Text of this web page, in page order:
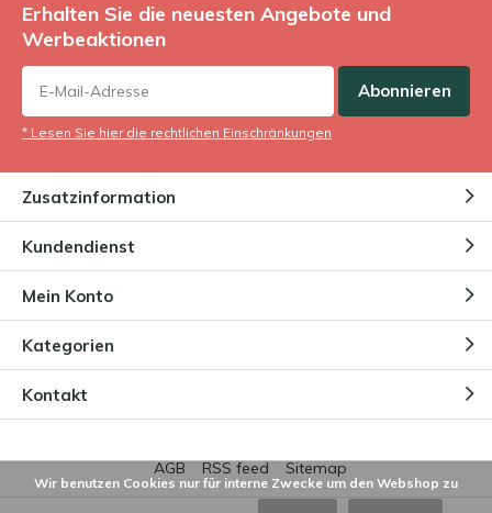
Erhalten Sie die neuesten Angebote und
Werbeaktionen
Abonnieren
* Lesen Sie hier die rechtlichen Einschränkungen
Zusatzinformation
Kundendienst
Mein Konto
Kategorien
Kontakt
AGB RSS feed Sitemap
Wir benutzen Cookies nur für interne Zwecke um den Webshop zu